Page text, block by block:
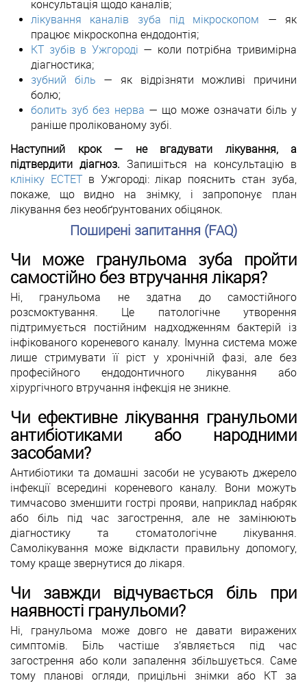
консультація щодо каналів;
лікування каналів зуба під мікроскопом — як
працює мікроскопна ендодонтія;
КТ зубів в Ужгороді — коли потрібна тривимірна
діагностика;
зубний біль — як відрізняти можливі причини
болю;
болить зуб без нерва — що може означати біль у
раніше пролікованому зубі.
Наступний крок — не вгадувати лікування, а
підтвердити діагноз. Запишіться на консультацію в
клініку ЕСТЕТв Ужгороді: лікар пояснить стан зуба,
покаже, що видно на знімку, і запропонує план
лікування без необґрунтованих обіцянок.
Поширені запитання (FAQ)
Чи може гранульома зуба пройти
самостійно без втручання лікаря?
Ні, гранульома не здатна до самостійного
розсмоктування. Це патологічне утворення
підтримується постійним надходженням бактерій із
інфікованого кореневого каналу. Імунна система може
лише стримувати її ріст у хронічній фазі, але без
професійного ендодонтичного лікування або
хірургічного втручання інфекція не зникне.
Чи ефективне лікування гранульоми
антибіотиками або народними
засобами?
Антибіотики та домашні засоби не усувають джерело
інфекції всередині кореневого каналу. Вони можуть
тимчасово зменшити гострі прояви, наприклад набряк
або біль під час загострення, але не замінюють
діагностику та стоматологічне лікування.
Самолікування може відкласти правильну допомогу,
тому краще звернутися до лікаря.
Чи завжди відчувається біль при
наявності гранульоми?
Ні, гранульома може довго не давати виражених
симптомів. Біль частіше з’являється під час
загострення або коли запалення збільшується. Саме
тому планові огляди, прицільні знімки або КТ за